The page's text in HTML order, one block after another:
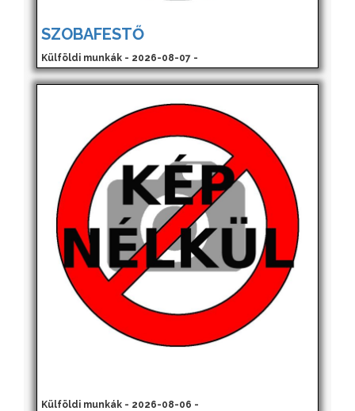
SZOBAFESTŐ
Külföldi munkák - 2026-08-07 -
Külföldi munkák - 2026-08-06 -